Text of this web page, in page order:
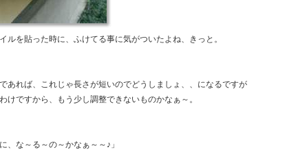
ルを貼った時に、ふけてる事に気がついたよね、きっと。
あれば、これじゃ長さが短いのでどうしましょ、、になるですが
けですから、もう少し調整できないものかなぁ～。
、な～る～の～かなぁ～～♪」